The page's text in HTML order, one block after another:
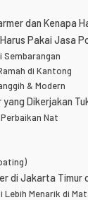
dan Kenapa
Pakai Jasa
di Kantong
& Modern
Dikerjakan
Nat
di Jakarta Timur
Menarik di